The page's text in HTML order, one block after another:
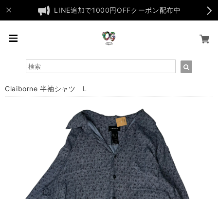
LINE追加で1000円OFFクーポン配布中
Claiborne 半袖シャツ L